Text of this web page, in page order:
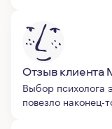
Отзыв клиента
Выбор психолога
повезло наконец-